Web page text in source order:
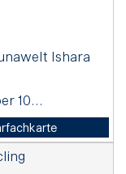
Ishara
10...